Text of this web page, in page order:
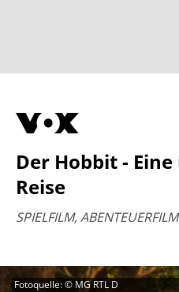
Der Hobbit -
Reise
SPIELFILM,
Fotoquelle: © MG RTL D